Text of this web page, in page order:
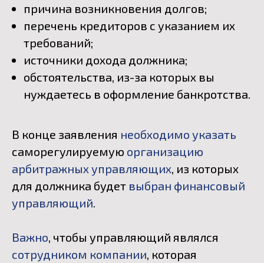
причина возникновения долгов;
перечень кредиторов с указанием их
требований;
источники дохода должника;
обстоятельства, из-за которых вы
нуждаетесь в оформление банкротства.
В конце заявления необходимо указать
саморегулируемую организацию
арбитражных управляющих, из которых
для должника будет выбран финансовый
управляющий.
Важно, чтобы управляющий являлся
сотрудником компании, которая